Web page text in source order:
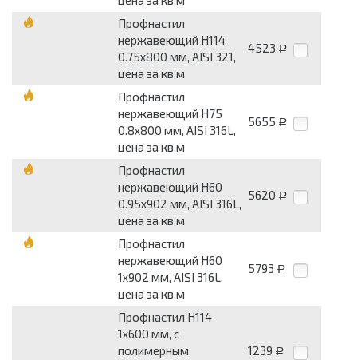
Профнастил
нержавеющий Н114
0.75х800 мм, AISI 321,
цена за кв.м
4523 Р
Профнастил
нержавеющий Н75
0.8х800 мм, AISI 316L,
цена за кв.м
5655 Р
Профнастил
нержавеющий Н60
0.95х902 мм, AISI 316L,
цена за кв.м
5620 Р
Профнастил
нержавеющий Н60
1х902 мм, AISI 316L,
цена за кв.м
5793 Р
Профнастил Н114
1х600 мм, с
полимерным
1239 Р